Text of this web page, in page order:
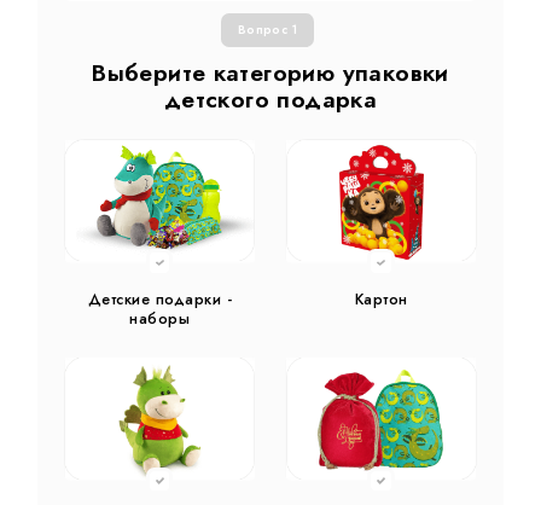
Вопрос 1
Выберите категорию упаковки
детского подарка
Детские подарки -
наборы
Картон